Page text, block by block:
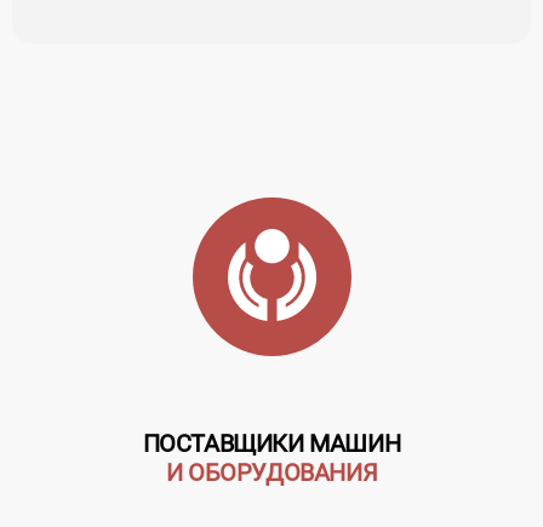
ПОСТАВЩИКИ МАШИН
И ОБОРУДОВАНИЯ